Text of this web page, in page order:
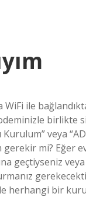
WiFi ile
birlikte
veya
mi? Eğer
geçtiyseniz
herhangi bir